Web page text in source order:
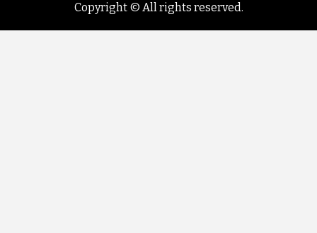
Copyright © All rights reserved.